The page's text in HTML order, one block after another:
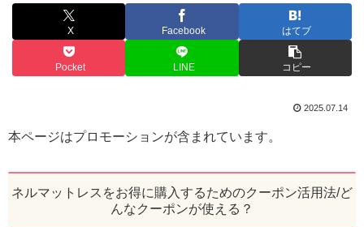
X Facebook はてブ
Pocket LINE コピー
2025.07.14
本ページはプロモーションが含まれています。
ネルマットレスをお得に購入するためのクーポン活用法/ど
んなクーポンが使える？